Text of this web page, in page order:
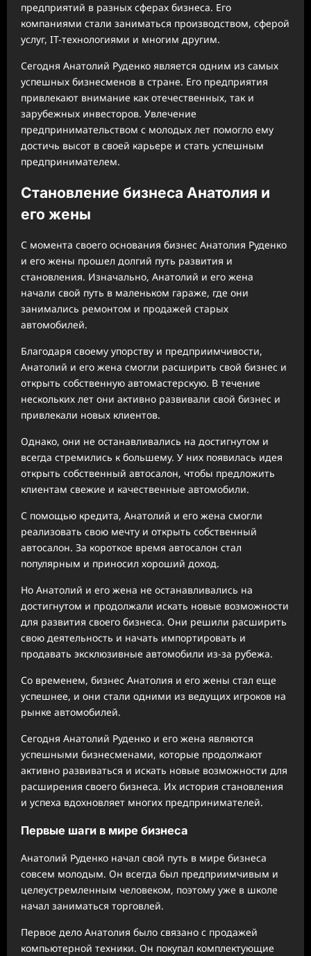
предприятий в разных сферах бизнеса. Его
компаниями стали заниматься производством, сферой
услуг, IT-технологиями и многим другим.
Сегодня Анатолий Руденко является одним из самых
успешных бизнесменов в стране. Его предприятия
привлекают внимание как отечественных, так и
зарубежных инвесторов. Увлечение
предпринимательством с молодых лет помогло ему
достичь высот в своей карьере и стать успешным
предпринимателем.
Становление бизнеса Анатолия и
его жены
С момента своего основания бизнес Анатолия Руденко
и его жены прошел долгий путь развития и
становления. Изначально, Анатолий и его жена
начали свой путь в маленьком гараже, где они
занимались ремонтом и продажей старых
автомобилей.
Благодаря своему упорству и предприимчивости,
Анатолий и его жена смогли расширить свой бизнес и
открыть собственную автомастерскую. В течение
нескольких лет они активно развивали свой бизнес и
привлекали новых клиентов.
Однако, они не останавливались на достигнутом и
всегда стремились к большему. У них появилась идея
открыть собственный автосалон, чтобы предложить
клиентам свежие и качественные автомобили.
С помощью кредита, Анатолий и его жена смогли
реализовать свою мечту и открыть собственный
автосалон. За короткое время автосалон стал
популярным и приносил хороший доход.
Но Анатолий и его жена не останавливались на
достигнутом и продолжали искать новые возможности
для развития своего бизнеса. Они решили расширить
свою деятельность и начать импортировать и
продавать эксклюзивные автомобили из-за рубежа.
Со временем, бизнес Анатолия и его жены стал еще
успешнее, и они стали одними из ведущих игроков на
рынке автомобилей.
Сегодня Анатолий Руденко и его жена являются
успешными бизнесменами, которые продолжают
активно развиваться и искать новые возможности для
расширения своего бизнеса. Их история становления
и успеха вдохновляет многих предпринимателей.
Первые шаги в мире бизнеса
Анатолий Руденко начал свой путь в мире бизнеса
совсем молодым. Он всегда был предприимчивым и
целеустремленным человеком, поэтому уже в школе
начал заниматься торговлей.
Первое дело Анатолия было связано с продажей
компьютерной техники. Он покупал комплектующие